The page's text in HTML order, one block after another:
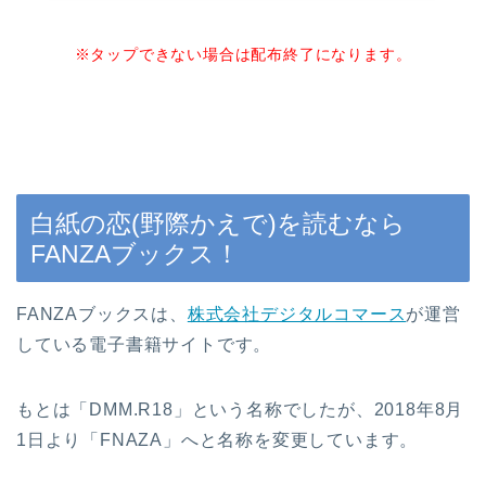
※タップできない場合は配布終了になります。
白紙の恋(野際かえで)を読むなら
FANZAブックス！
FANZAブックスは、 株式会社デジタルコマースが運営
している電子書籍サイトです。
もとは「DMM.R18」という名称でしたが、2018年8月
1日より「FNAZA」へと名称を変更しています。